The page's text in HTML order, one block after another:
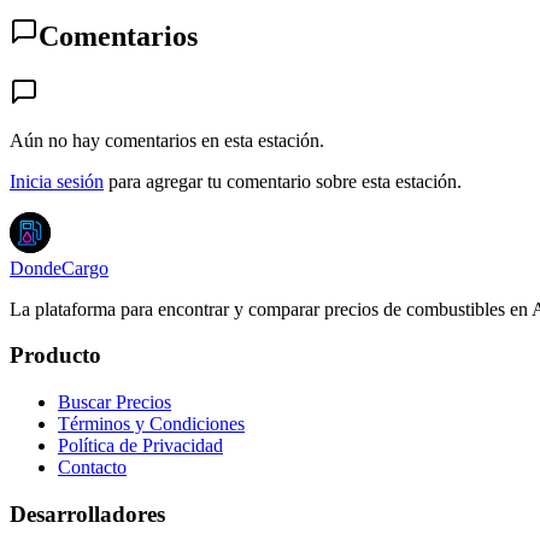
Comentarios
Aún no hay comentarios en esta estación.
Inicia sesión para agregar tu comentario sobre esta estación.
DondeCargo
La plataforma para encontrar y comparar precios de combustibles en
Producto
Buscar Precios
Términos y Condiciones
Política de Privacidad
Contacto
Desarrolladores